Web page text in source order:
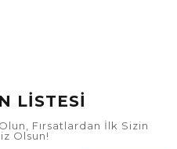
LİSTESİ
Fırsatlardan İlk Sizin
Olsun!